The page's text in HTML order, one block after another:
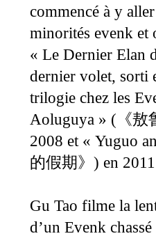
commencé à y
minorités evenk et
« Le Dernier Elan
dernier volet, sorti
trilogie chez les
Aoluguya » ( 《敖
2008 et « Yuguo
的假期 》 ) en
Gu Tao filme la
d’un Evenk